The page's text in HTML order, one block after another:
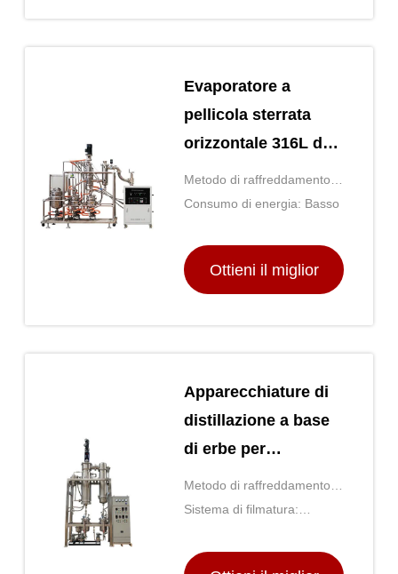
Evaporatore a
pellicola sterrata
orizzontale 316L da
5 litri
Metodo di raffreddamento:
raffreddamento ad acqua
Consumo di energia: Basso
Ottieni il miglior
Apparecchiature di
distillazione a base
di erbe per
evaporatori a
pellicola sottile
Metodo di raffreddamento:
raffreddamento ad acqua
Sistema di filmatura:
cancellato